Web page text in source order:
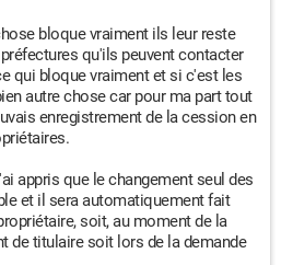
bloque vraiment ils leur reste
qu'ils peuvent contacter
qui bloque vraiment et si c'est les
autre chose car pour ma part tout
enregistrement de la cession en
appris que le changement seul des
et il sera automatiquement fait
soit, au moment de la
de titulaire soit lors de la demande